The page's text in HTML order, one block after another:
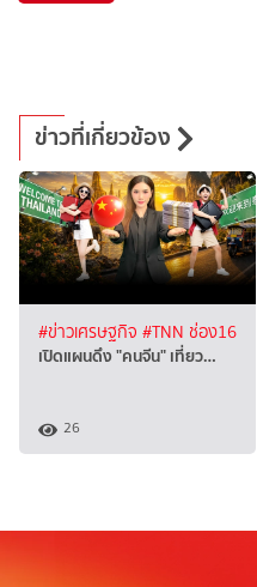
ข่าวที่เกี่ยวข้อง
#ข่าวเศรษฐกิจ #TNN ช่อง16
เปิดแผนดึง "คนจีน" เที่ยว…
26